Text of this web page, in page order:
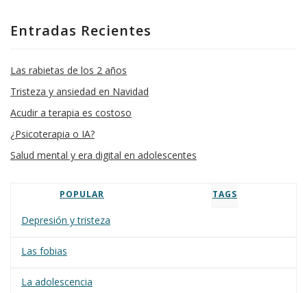
Entradas Recientes
Las rabietas de los 2 años
Tristeza y ansiedad en Navidad
Acudir a terapia es costoso
¿Psicoterapia o IA?
Salud mental y era digital en adolescentes
POPULAR TAGS
Depresión y tristeza
Las fobias
La adolescencia